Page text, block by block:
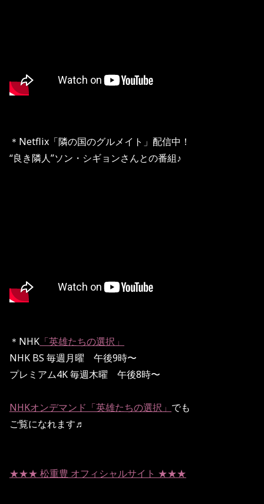
＊Netflix「隣の国のグルメイト」配信中！
“良き隣人”ソン・シギョンさんとの番組♪
＊NHK 「英雄たちの選択」
NHK BS 毎週月曜 午後9時〜
プレミアム4K 毎週木曜 午後8時〜
NHKオンデマンド「英雄たちの選択」 でも
ご覧になれます♬
★★★ 松重豊 オフィシャルサイト ★★★